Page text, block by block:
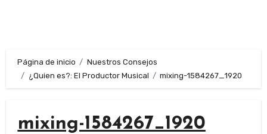
Página de inicio
Nuestros Consejos
¿Quien es?: El Productor Musical
mixing-1584267_1920
mixing-1584267_1920